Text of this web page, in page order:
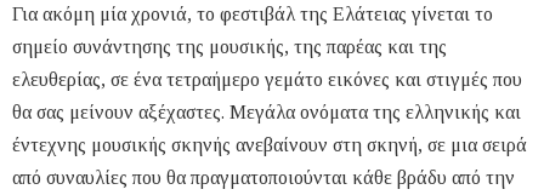
Για ακόμη μία χρονιά, το φεστιβάλ της Ελάτειας γίνεται το
σημείο συνάντησης της μουσικής, της παρέας και της
ελευθερίας, σε ένα τετραήμερο γεμάτο εικόνες και στιγμές που
θα σας μείνουν αξέχαστες. Μεγάλα ονόματα της ελληνικής και
έντεχνης μουσικής σκηνής ανεβαίνουν στη σκηνή, σε μια σειρά
από συναυλίες που θα πραγματοποιούνται κάθε βράδυ από την